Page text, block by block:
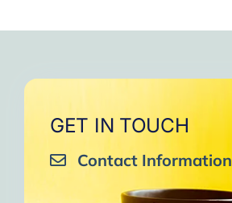
GET IN TOUCH
Contact Information